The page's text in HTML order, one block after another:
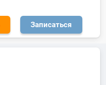
Записаться